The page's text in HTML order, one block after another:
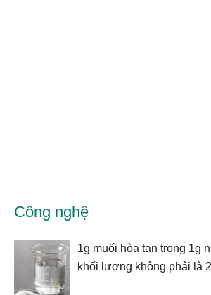
Công nghệ
1g muối hòa tan trong 1g
khối lượng không phải là